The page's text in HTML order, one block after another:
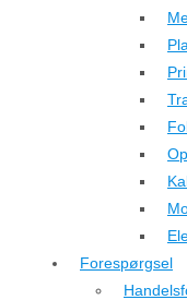
Forespørgsel